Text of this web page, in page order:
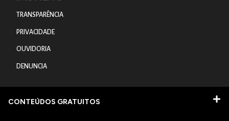
TRANSPARÊNCIA
PRIVACIDADE
OUVIDORIA
DENUNCIA
CONTEÚDOS GRATUITOS